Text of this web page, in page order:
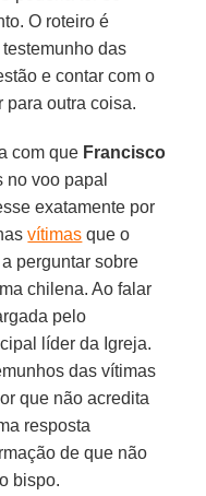
O roteiro é
das
e contar com o
para outra coisa.
com que Francisco
no voo papal
exatamente por
vítimas que o
perguntar sobre
chilena. Ao falar
pelo
líder da Igreja.
das vítimas
que não acredita
resposta
de que não
bispo.